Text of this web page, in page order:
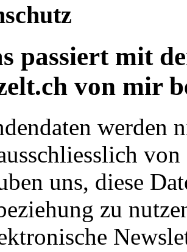
passiert mit
von mir
werden
uns, diese
zu